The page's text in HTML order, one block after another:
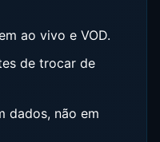
ao vivo e VOD.
de trocar de
dados, não em